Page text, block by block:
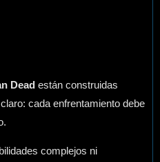
Dead están construidas
cada enfrentamiento debe
complejos ni